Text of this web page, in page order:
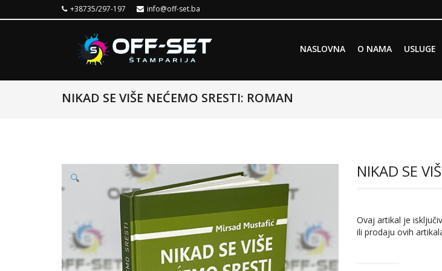
+38735/297-197 info@off-set.ba
Skip to primary content
Skip to secondary content
NASLOVNA O NAMA USLUGE
NIKAD SE VIŠE NEĆEMO SRESTI: ROMAN
NIKAD SE
Ovaj artikal je
ili prodaju ovih